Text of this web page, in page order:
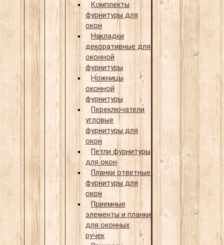
Комплекты
фурнитуры для
окон
Накладки
декоративные для
оконной
фурнитуры
Ножницы
оконной
фурнитуры
Переключатели
угловые
фурнитуры для
окон
Петли фурнитуры
для окон
Планки ответные
фурнитуры для
окон
Приемные
элементы и планки
для оконных
ручек